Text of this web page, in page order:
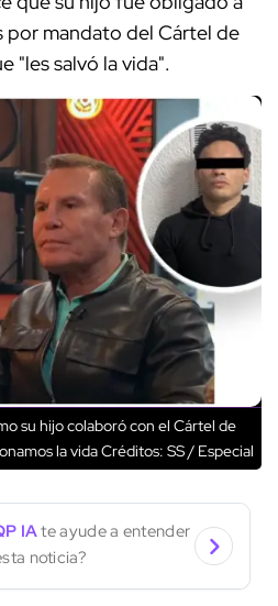
por mandato del Cártel de
"les salvó la vida".
su hijo colaboró con el Cártel de
la vidaCréditos: SS / Especial
IAte ayude a entender
noticia?